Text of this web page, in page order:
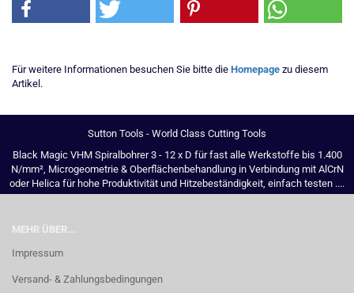
Für weitere Informationen besuchen Sie bitte die Homepage zu diesem
Artikel.
Sutton Tools - World Class Cutting Tools
Black Magic VHM Spiralbohrer 3 - 12 x D für fast alle Werkstoffe bis 1.400
N/mm², Microgeometrie & Oberflächenbehandlung in Verbindung mit AlCrN
oder Helica für hohe Produktivität und Hitzebeständigkeit, einfach testen ....
MEHR ÜBER...
Impressum
Versand- & Zahlungsbedingungen